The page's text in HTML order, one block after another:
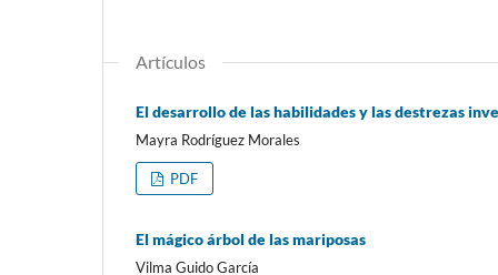
Artículos
El desarrollo de las habilidades y las destrezas
Mayra Rodríguez Morales
PDF
El mágico árbol de las mariposas
Vilma Guido García